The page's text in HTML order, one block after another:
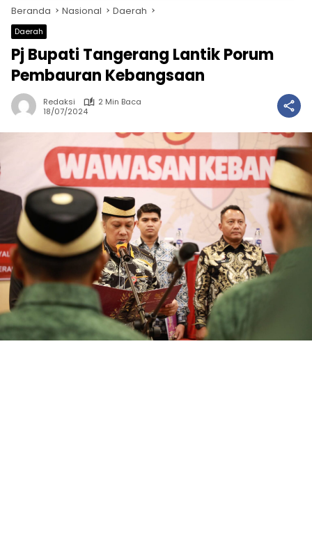
Beranda Nasional Daerah
Daerah
Pj Bupati Tangerang Lantik Porum
Pembauran Kebangsaan
Redaksi
2 Min Baca
18/07/2024